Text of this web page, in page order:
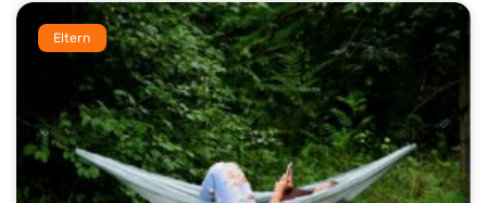
Eltern